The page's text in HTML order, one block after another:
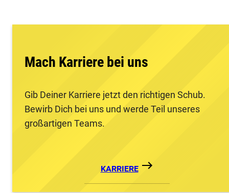
Mach Karriere bei uns
Gib Deiner Karriere jetzt den richtigen Schub.
Bewirb Dich bei uns und werde Teil unseres
großartigen Teams.
KARRIERE